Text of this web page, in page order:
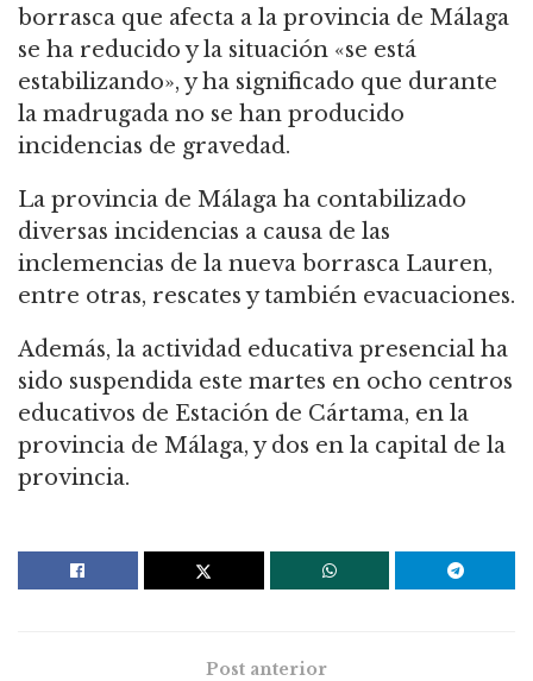
borrasca que afecta a la provincia de Málaga
se ha reducido y la situación «se está
estabilizando», y ha significado que durante
la madrugada no se han producido
incidencias de gravedad.
La provincia de Málaga ha contabilizado
diversas incidencias a causa de las
inclemencias de la nueva borrasca Lauren,
entre otras, rescates y también evacuaciones.
Además, la actividad educativa presencial ha
sido suspendida este martes en ocho centros
educativos de Estación de Cártama, en la
provincia de Málaga, y dos en la capital de la
provincia.
Post anterior